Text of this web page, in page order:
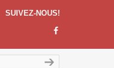
SUIVEZ-NOUS!